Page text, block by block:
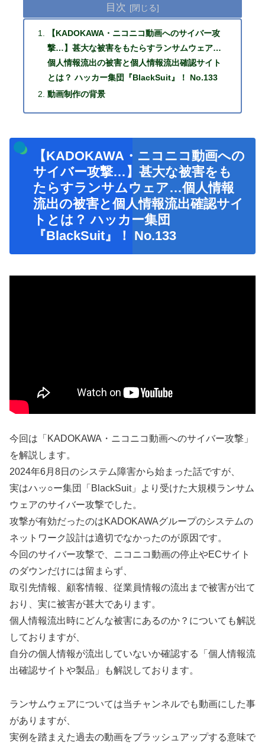
目次
【KADOKAWA・ニコニコ動画へのサイバー攻
撃…】甚大な被害をもたらすランサムウェア…
個人情報流出の被害と個人情報流出確認サイト
とは？ ハッカー集団『BlackSuit』！ No.133
動画制作の背景
【KADOKAWA・ニコニコ動画への
サイバー攻撃…】甚大な被害をも
たらすランサムウェア…個人情報
流出の被害と個人情報流出確認サイ
トとは？ ハッカー集団
『BlackSuit』！ No.133
今回は「KADOKAWA・ニコニコ動画へのサイバー攻撃」
を解説します。
2024年6月8日のシステム障害から始まった話ですが、
実はハッ○ー集団「BlackSuit」より受けた大規模ランサム
ウェアのサイバー攻撃でした。
攻撃が有効だったのはKADOKAWAグループのシステムの
ネットワーク設計は適切でなかったのが原因です。
今回のサイバー攻撃で、ニコニコ動画の停止やECサイト
のダウンだけには留まらず、
取引先情報、顧客情報、従業員情報の流出まで被害が出て
おり、実に被害が甚大であります。
個人情報流出時にどんな被害にあるのか？についても解説
しておりますが、
自分の個人情報が流出していないか確認する「個人情報流
出確認サイトや製品」も解説しております。
ランサムウェアについては当チャンネルでも動画にした事
がありますが、
実例を踏まえた過去の動画をブラッシュアップする意味で